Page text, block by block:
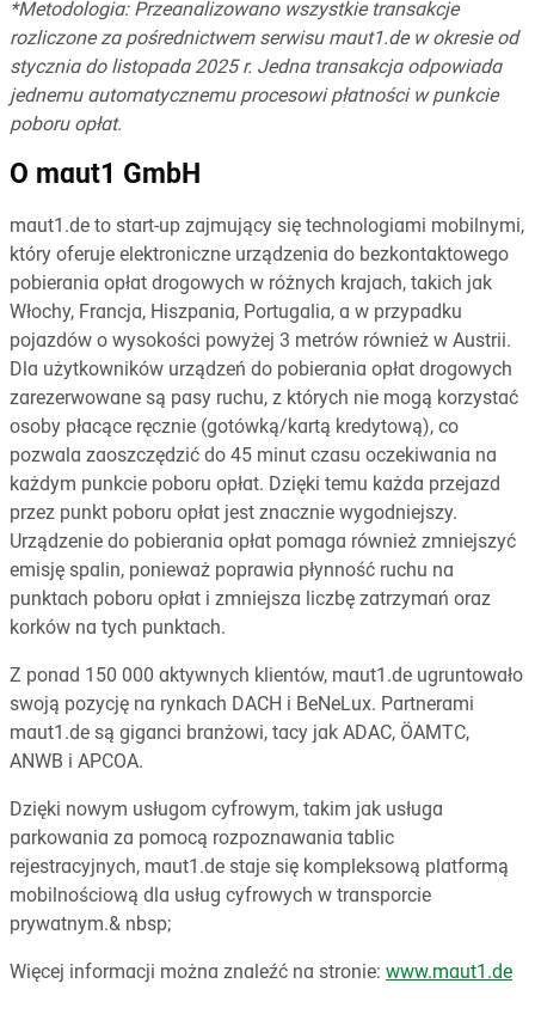
*Metodologia: Przeanalizowano wszystkie transakcje
rozliczone za pośrednictwem serwisu maut1.de w okresie od
stycznia do listopada 2025 r. Jedna transakcja odpowiada
jednemu automatycznemu procesowi płatności w punkcie
poboru opłat.
O maut1 GmbH
maut1.de to start-up zajmujący się technologiami mobilnymi,
który oferuje elektroniczne urządzenia do bezkontaktowego
pobierania opłat drogowych w różnych krajach, takich jak
Włochy, Francja, Hiszpania, Portugalia, a w przypadku
pojazdów o wysokości powyżej 3 metrów również w Austrii.
Dla użytkowników urządzeń do pobierania opłat drogowych
zarezerwowane są pasy ruchu, z których nie mogą korzystać
osoby płacące ręcznie (gotówką/kartą kredytową), co
pozwala zaoszczędzić do 45 minut czasu oczekiwania na
każdym punkcie poboru opłat. Dzięki temu każda przejazd
przez punkt poboru opłat jest znacznie wygodniejszy.
Urządzenie do pobierania opłat pomaga również zmniejszyć
emisję spalin, ponieważ poprawia płynność ruchu na
punktach poboru opłat i zmniejsza liczbę zatrzymań oraz
korków na tych punktach.
Z ponad 150 000 aktywnych klientów, maut1.de ugruntowało
swoją pozycję na rynkach DACH i BeNeLux. Partnerami
maut1.de są giganci branżowi, tacy jak ADAC, ÖAMTC,
ANWB i APCOA.
Dzięki nowym usługom cyfrowym, takim jak usługa
parkowania za pomocą rozpoznawania tablic
rejestracyjnych, maut1.de staje się kompleksową platformą
mobilnościową dla usług cyfrowych w transporcie
prywatnym.& nbsp;
Więcej informacji można znaleźć na stronie: www.maut1.de